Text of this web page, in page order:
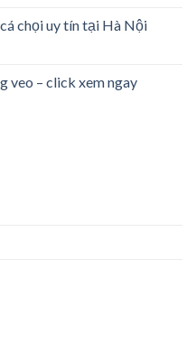
chọi uy tín tại Hà Nội
veo – click xem ngay